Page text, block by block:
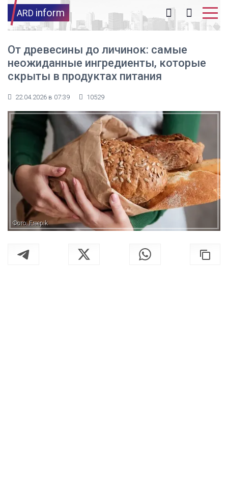
ARD inform
От древесины до личинок: самые
неожиданные ингредиенты, которые
скрыты в продуктах питания
22.04.2026 в 07:39 10529
Фото: Freepik